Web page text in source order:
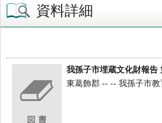
資料詳細
我孫子市埋蔵文化財報告
東葛飾郡 -- -- 我孫子市